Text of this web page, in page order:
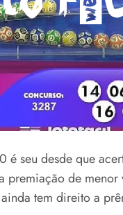
seu desde que
premiação de
tem direito a